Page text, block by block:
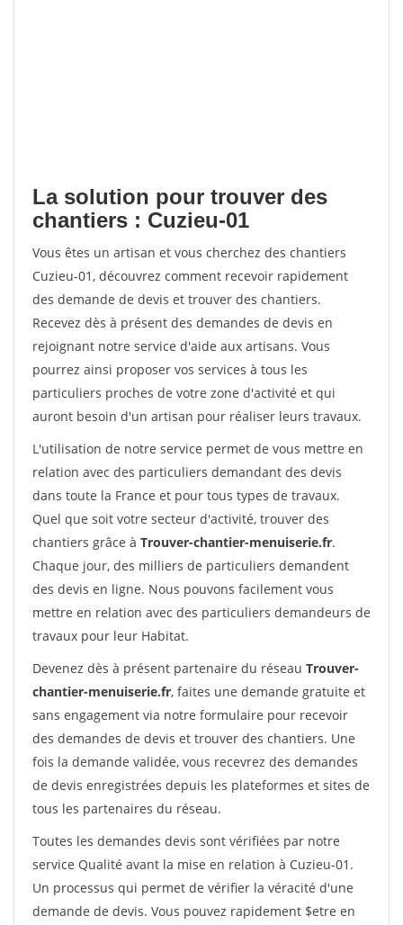
La solution pour trouver des
chantiers : Cuzieu-01
Vous êtes un artisan et vous cherchez des chantiers
Cuzieu-01, découvrez comment recevoir rapidement
des demande de devis et trouver des chantiers.
Recevez dès à présent des demandes de devis en
rejoignant notre service d'aide aux artisans. Vous
pourrez ainsi proposer vos services à tous les
particuliers proches de votre zone d'activité et qui
auront besoin d'un artisan pour réaliser leurs travaux.
L'utilisation de notre service permet de vous mettre en
relation avec des particuliers demandant des devis
dans toute la France et pour tous types de travaux.
Quel que soit votre secteur d'activité, trouver des
chantiers grâce à Trouver-chantier-menuiserie.fr.
Chaque jour, des milliers de particuliers demandent
des devis en ligne. Nous pouvons facilement vous
mettre en relation avec des particuliers demandeurs de
travaux pour leur Habitat.
Devenez dès à présent partenaire du réseau Trouver-
chantier-menuiserie.fr, faites une demande gratuite et
sans engagement via notre formulaire pour recevoir
des demandes de devis et trouver des chantiers. Une
fois la demande validée, vous recevrez des demandes
de devis enregistrées depuis les plateformes et sites de
tous les partenaires du réseau.
Toutes les demandes devis sont vérifiées par notre
service Qualité avant la mise en relation à Cuzieu-01.
Un processus qui permet de vérifier la véracité d'une
demande de devis. Vous pouvez rapidement $etre en